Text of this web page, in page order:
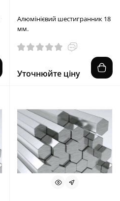
Алюмінієвий шестигранник 18
мм.
Уточнюйте ціну